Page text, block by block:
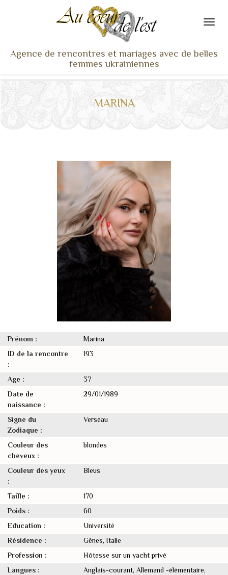
Agence de rencontres et mariages avec de belles
femmes ukrainiennes
NOS ADHÉRENTES
ACTUS
COACHING RENCONTRE
NOTRE DIFFÉRENCE
CONTACT
MARINA
Prénom :
Marina
ID de la rencontre
:
193
Age :
37
Date de
naissance :
29/01/1989
Signe du
Zodiaque :
Verseau
Couleur des
cheveux :
blondes
Couleur des yeux
:
Bleus
Taille :
170
Poids :
60
Education :
Université
Résidence :
Gênes, Italie
Profession :
Hôtesse sur un yacht privé
Langues :
Anglais-courant, Allemand -élémentaire,